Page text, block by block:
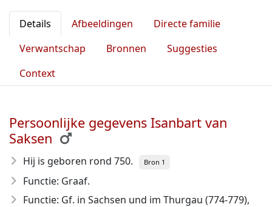
Details Afbeeldingen
Directe familie
Verwantschap
Bronnen
Suggesties
Context
Persoonlijke gegevens Isanbart van
Saksen
Hij is geboren rond 750. Bron 1
Functie: Graaf.
Functie: Gf. in Sachsen und im Thurgau (774-779),